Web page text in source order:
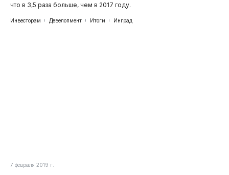
что в 3,5 раза больше, чем в 2017 году.
Инвесторам Девелопмент Итоги Инград
7 февраля 2019 г.